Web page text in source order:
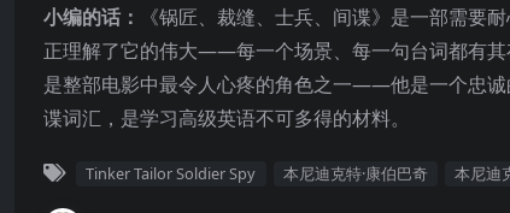
小编的话：
《锅匠、裁缝、士兵、间谍》是一部需要
正理解了它的伟大——每一个场景、每一句台词都有其
是整部电影中最令人心疼的角色之一——他是一个忠
谍词汇，是学习高级英语不可多得的材料。
Tinker Tailor Soldier Spy 本尼迪克特·康伯巴奇 本尼迪